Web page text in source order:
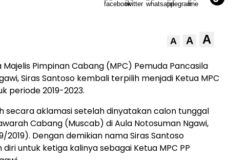
A A A
Majelis Pimpinan Cabang (MPC) Pemuda Pancasila
Siras Santoso kembali terpilih menjadi Ketua MPC
periode 2019-2023.
secara aklamasi setelah dinyatakan calon tunggal
Cabang (Muscab) di Aula Notosuman Ngawi,
2019). Dengan demikian nama Siras Santoso
untuk ketiga kalinya sebagai Ketua MPC PP